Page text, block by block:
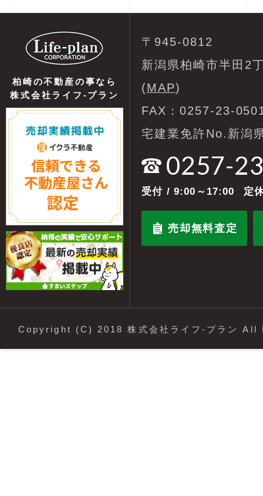
柏崎の不動産の事なら
株式会社ライフ-プラン
〒945-0812
新潟県柏崎市半田2
(MAP)
FAX：0257-23-
宅建業免許No.新潟
0257-
受付 / 9:00～17:00 定
売却無料査定
Copyright (C) 2018 株式会社ライフ-プラン